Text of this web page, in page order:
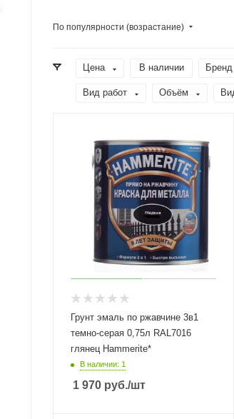
По популярности (возрастание)
Цена В наличии Бренд
Вид работ Объём
Грунт эмаль по ржавчине 3в1
темно-серая 0,75л RAL7016
глянец Hammerite*
В наличии: 1
1 970 руб./шт